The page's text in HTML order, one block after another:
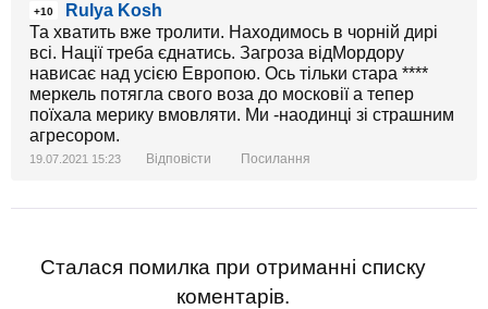
+10
Rulya Kosh
Та хватить вже тролити. Находимось в чорній дирі
всі. Нації треба єднатись. Загроза відМордору
нависає над усією Европою. Ось тільки стара ****
меркель потягла свого воза до московії а тепер
поїхала мерику вмовляти. Ми -наодинці зі страшним
агресором.
19.07.2021 15:23 Відповісти Посилання
Сталася помилка при отриманні списку
коментарів.